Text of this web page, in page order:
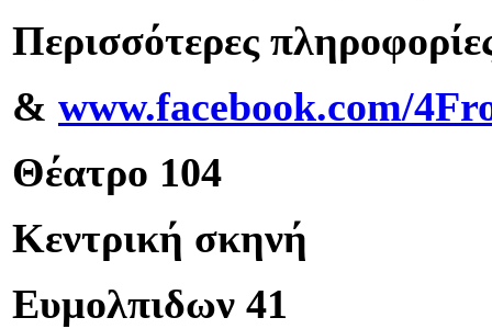
Περισσότερες
& www.facebook.com/
Θέατρο 104
Κεντρική σκηνή
Ευμολπιδων 41